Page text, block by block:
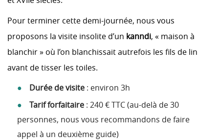
Pour terminer cette demi-journée, nous vous
proposons la visite insolite d’un kanndi, « maison à
blanchir » où l’on blanchissait autrefois les fils de lin
avant de tisser les toiles.
Durée de visite : environ 3h
Tarif forfaitaire : 240 € TTC (au-delà de 30
personnes, nous vous recommandons de faire
appel à un deuxième guide)